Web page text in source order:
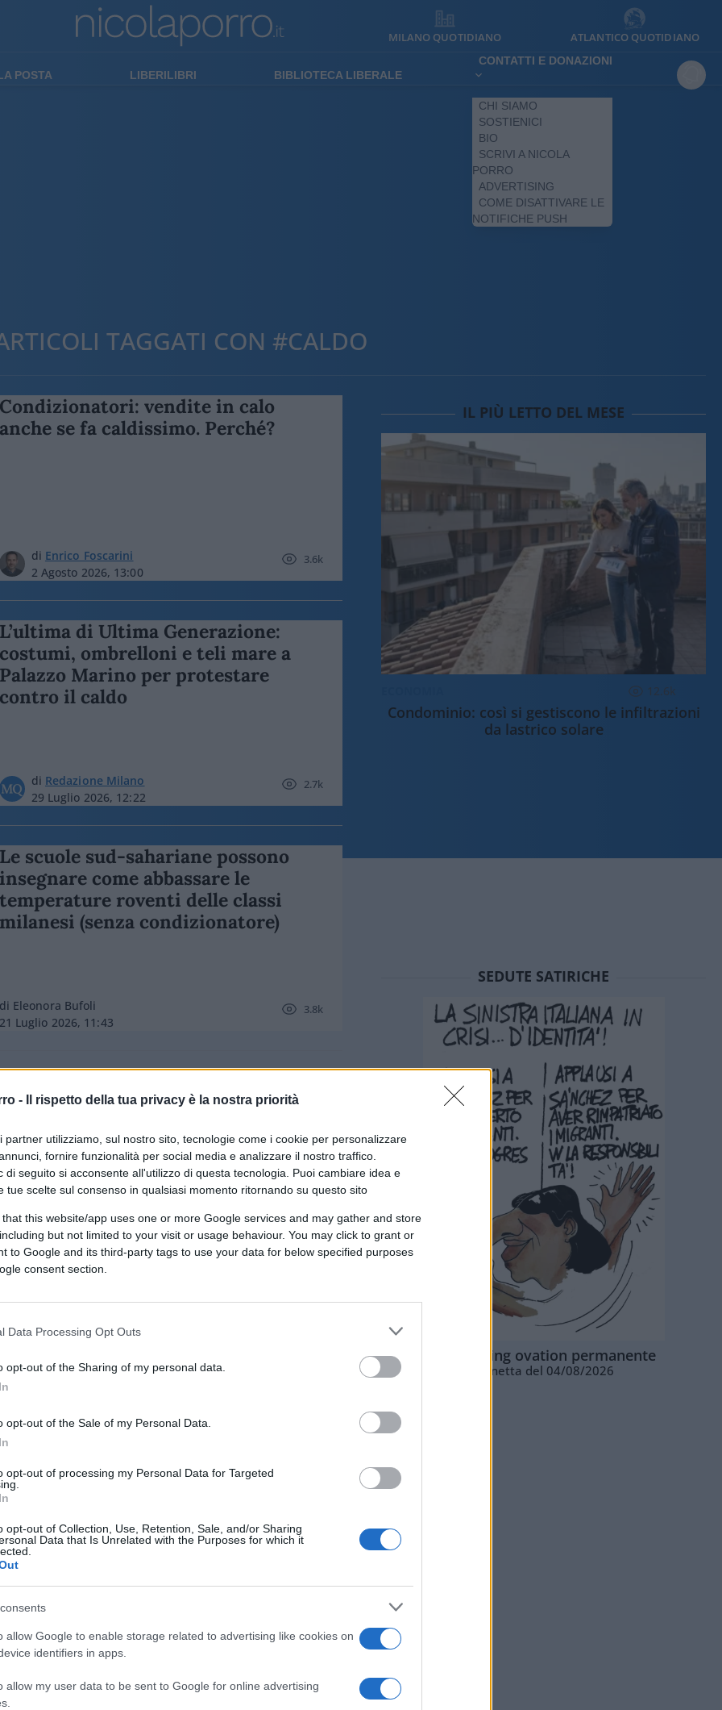
- Il rispetto della tua privacy è la nostra priorità
partner utilizziamo, sul nostro sito, tecnologie come i cookie per personalizzare
fornire funzionalità per social media e analizzare il nostro traffico.
di seguito si acconsente all'utilizzo di questa tecnologia. Puoi cambiare idea e
tue scelte sul consenso in qualsiasi momento ritornando su questo sito
that this website/app uses one or more Google services and may gather and store
but not limited to your visit or usage behaviour. You may click to grant or
to Google and its third-party tags to use your data for below specified purposes
consent section.
Data Processing Opt Outs
opt-out of the Sharing of my personal data.
opt-out of the Sale of my Personal Data.
opt-out of processing my Personal Data for Targeted
opt-out of Collection, Use, Retention, Sale, and/or Sharing
Data that Is Unrelated with the Purposes for which it
allow Google to enable storage related to advertising like cookies on
identifiers in apps.
allow my user data to be sent to Google for online advertising
MILANO QUOTIDIANO ATLANTICO QUOTIDIANO
POSTA LIBERILIBRI BIBLIOTECA LIBERALE
CONTATTI E DONAZIONI
CHI SIAMO
SOSTIENICI
BIO
SCRIVI A NICOLA
PORRO
ADVERTISING
COME DISATTIVARE LE
NOTIFICHE PUSH
TAGGATI CON #CALDO
Condizionatori: vendite in calo
anche se fa caldissimo. Perché?
di Enrico Foscarini
2 Agosto 2026, 13:00
3.6k
L’ultima di Ultima Generazione:
costumi, ombrelloni e teli mare a
Palazzo Marino per protestare
contro il caldo
di Redazione Milano
29 Luglio 2026, 12:22
2.7k
Le scuole sud-sahariane possono
insegnare come abbassare le
temperature roventi delle classi
milanesi (senza condizionatore)
di Eleonora Bufoli
21 Luglio 2026, 11:43
3.8k
condizionatori
di Gianluca Alimonti
Luglio 2026, 11:30
5.9k
caldo? L’Ue rilancia la casa green
2 Luglio 2026, 8:07
sbugiardata l’Oms. Il
“5 morti per caldo? Non
ci risulta”
diRedazione
30 Giugno 2026, 18:17
8.5k
IL PIÙ LETTO DEL MESE
12.6k
Condominio: così si gestiscono le infiltrazioni
da lastrico solare
SEDUTE SATIRICHE
La standing ovation permanente
Vignetta del 04/08/2026